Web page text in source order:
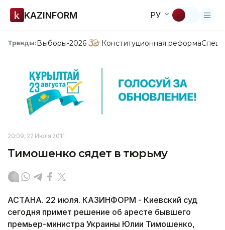
KAZINFORM РУ
Тренды:Выборы-2026 Конституционная реформа
20:09, 22 Июля 2011
Тимошенко сядет в тюрьму
АСТАНА. 22 июля. КАЗИНФОРМ - Киевский суд
сегодня примет решение об аресте бывшего
премьер-министра Украины Юлии Тимошенко,